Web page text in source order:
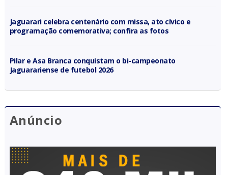
Jaguarari celebra centenário com missa, ato cívico e
programação comemorativa; confira as fotos
Pilar e Asa Branca conquistam o bi-campeonato
Jaguarariense de futebol 2026
Anúncio